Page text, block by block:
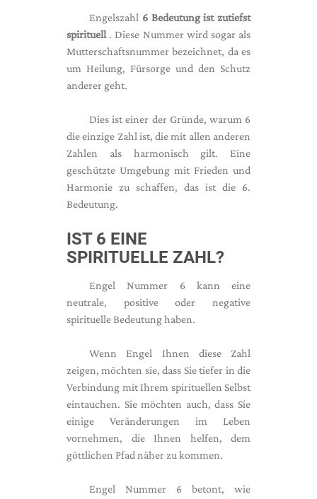
Engelszahl 6 Bedeutung ist zutiefst
spirituell . Diese Nummer wird sogar als
Mutterschaftsnummer bezeichnet, da es
um Heilung, Fürsorge und den Schutz
anderer geht.
Dies ist einer der Gründe, warum 6
die einzige Zahl ist, die mit allen anderen
Zahlen als harmonisch gilt. Eine
geschützte Umgebung mit Frieden und
Harmonie zu schaffen, das ist die 6.
Bedeutung.
IST 6 EINE
SPIRITUELLE ZAHL?
Engel Nummer 6 kann eine
neutrale, positive oder negative
spirituelle Bedeutung haben.
Wenn Engel Ihnen diese Zahl
zeigen, möchten sie, dass Sie tiefer in die
Verbindung mit Ihrem spirituellen Selbst
eintauchen. Sie möchten auch, dass Sie
einige Veränderungen im Leben
vornehmen, die Ihnen helfen, dem
göttlichen Pfad näher zu kommen.
Engel Nummer 6 betont, wie